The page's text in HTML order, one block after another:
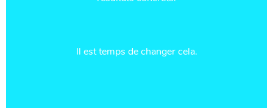
Il est temps de changer cela.